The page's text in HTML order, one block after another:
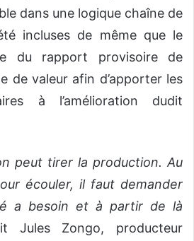
dans une logique chaîne de
incluses de même que le
du rapport provisoire de
de valeur afin d’apporter les
à l’amélioration dudit
peut tirer la production. Au
écouler, il faut demander
a besoin et à partir de là
Zongo, producteur